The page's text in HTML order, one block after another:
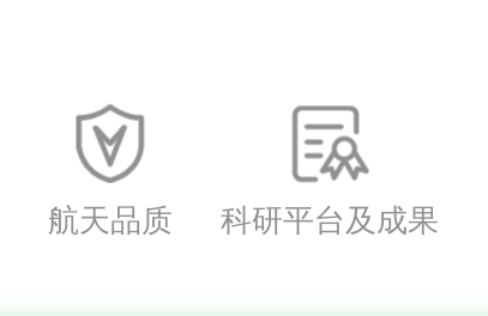
航天品质 科研平台及成果